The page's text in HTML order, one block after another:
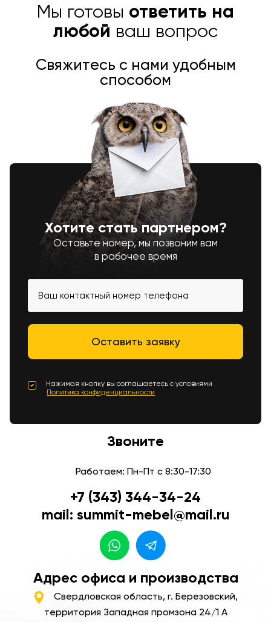
Мы готовы ответить на
любой ваш вопрос
Свяжитесь с нами удобным
способом
Хотите стать партнером?
Оставьте номер, мы позвоним вам
в рабочее время
Нажимая кнопку вы соглашаетесь с условиями
Политика конфиденциальности
Звоните
Работаем: Пн-Пт с 8:30-17:30
+7 (343) 344-34-24
mail: summit-mebel@mail.ru
Адрес офиса и производства
Свердловская область, г. Березовский,
территория Западная промзона 24/1 А